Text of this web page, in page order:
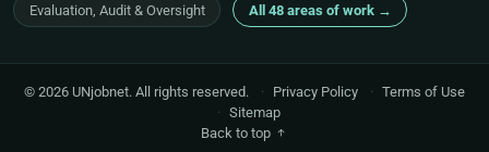
Evaluation, Audit & Oversight All 48 areas of work →
© 2026 UNjobnet. All rights reserved. · Privacy Policy · Terms of Use
· Sitemap
Back to top